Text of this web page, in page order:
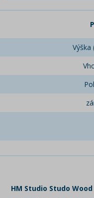
Výška
HM Studio Studo